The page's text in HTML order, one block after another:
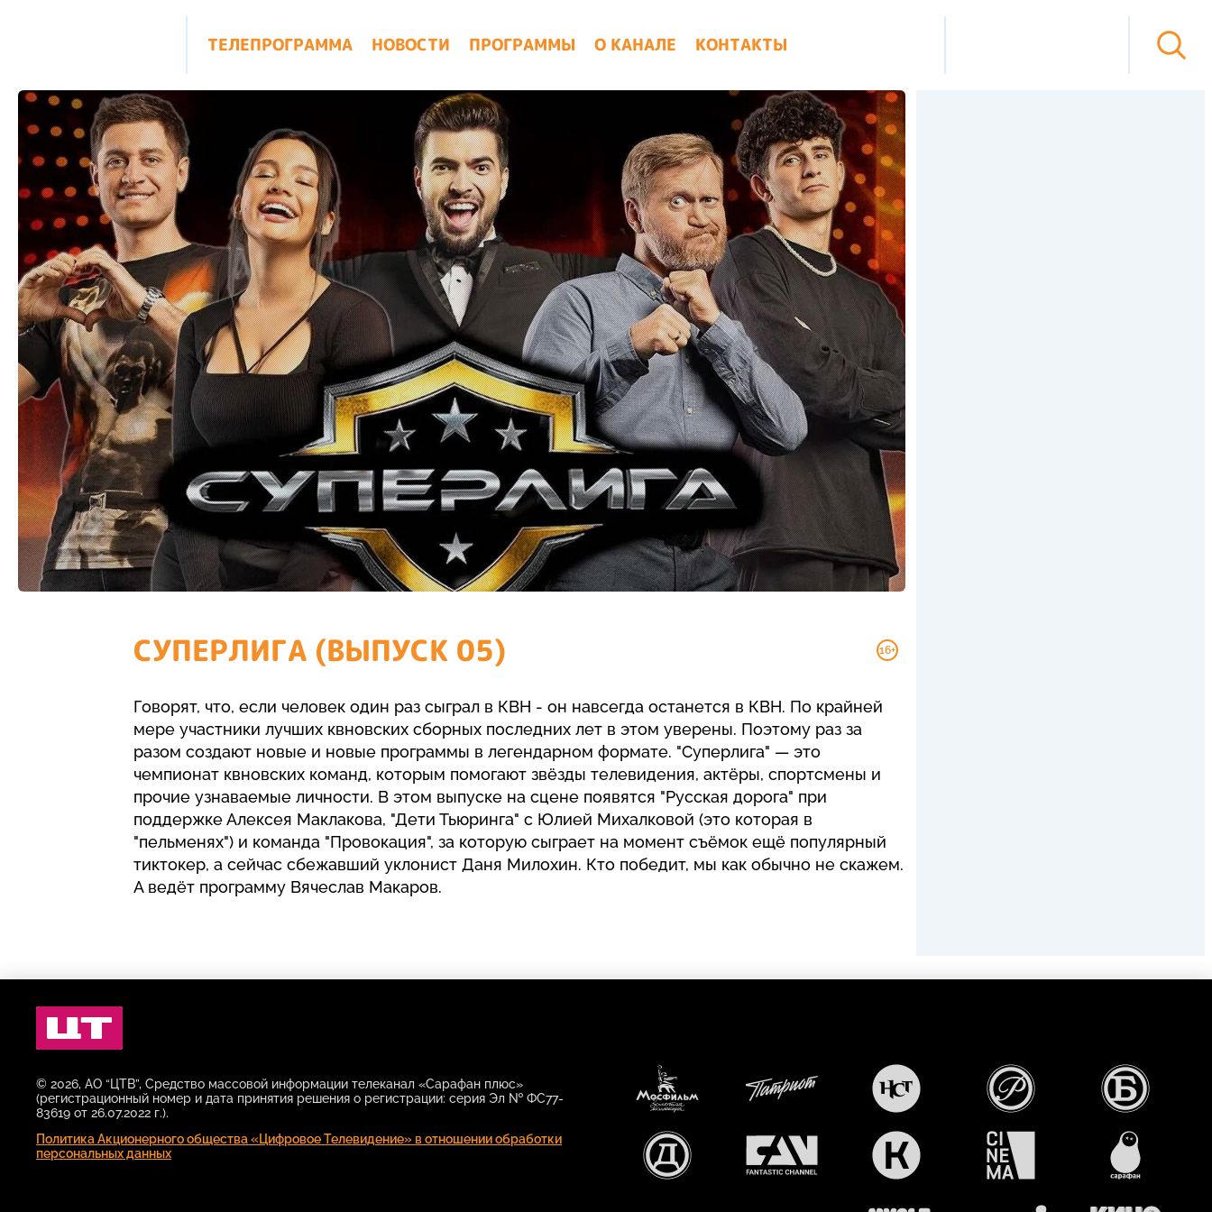
ТЕЛЕПРОГРАММА НОВОСТИ ПРОГРАММЫ О КАНАЛЕ КОНТАКТЫ
СУПЕРЛИГА (ВЫПУСК 05) 16+
Говорят, что, если человек один раз сыграл в КВН - он навсегда останется в КВН. По крайней
мере участники лучших квновских сборных последних лет в этом уверены. Поэтому раз за
разом создают новые и новые программы в легендарном формате. "Суперлига" — это
чемпионат квновских команд, которым помогают звёзды телевидения, актёры, спортсмены и
прочие узнаваемые личности. В этом выпуске на сцене появятся "Русская дорога" при
поддержке Алексея Маклакова, "Дети Тьюринга" с Юлией Михалковой (это которая в
"пельменях") и команда "Провокация", за которую сыграет на момент съёмок ещё популярный
тиктокер, а сейчас сбежавший уклонист Даня Милохин. Кто победит, мы как обычно не скажем.
А ведёт программу Вячеслав Макаров.
Телевидение
© 2026, АО “ЦТВ”, Средство массовой информации телеканал «Сарафан плюс»
(регистрационный номер и дата принятия решения о регистрации: серия Эл № ФС77-
83619 от 26.07.2022 г.).
Политика Акционерного общества «Цифровое Телевидение» в отношении обработки
персональных данных
Золотая
коллекция
СТРАШНОЕ
ТЕЛЕВИДЕНИЕ
РОМАН
БЕСТСЕЛЛЕР